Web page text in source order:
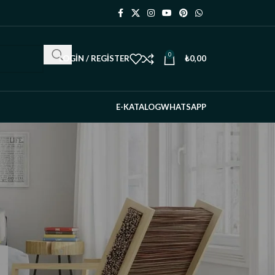
LOGIN / REGISTER 0 ₺0,00
E-KATALOGWHATSAPP
Ahşap Masa Takvimi:
Doğal, Şık ve
Sürdürülebilir Bir Ofis
Dekoru